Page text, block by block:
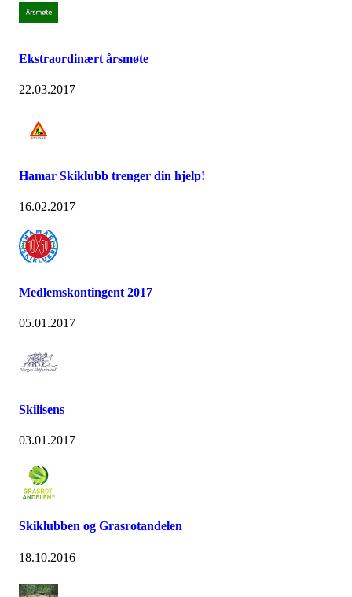
Ekstraordinært årsmøte
22.03.2017
Hamar Skiklubb trenger din hjelp!
16.02.2017
Medlemskontingent 2017
05.01.2017
Skilisens
03.01.2017
Skiklubben og Grasrotandelen
18.10.2016